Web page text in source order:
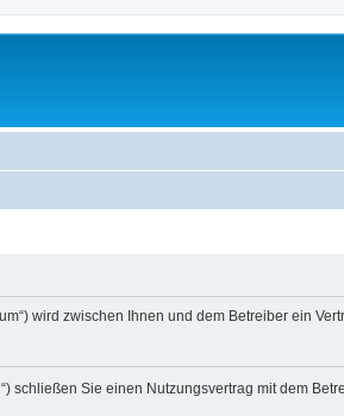
wird zwischen Ihnen und dem Betreiber ein
schließen Sie einen Nutzungsvertrag mit dem